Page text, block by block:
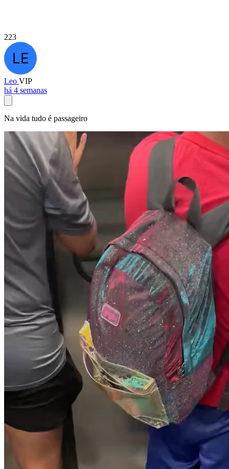
223
Leo VIP
há 4 semanas
Na vida tudo é passageiro